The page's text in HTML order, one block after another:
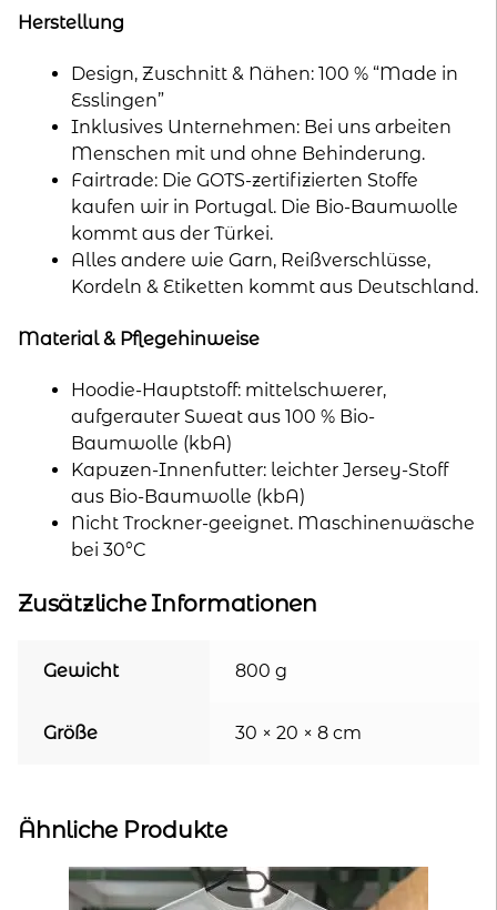
Herstellung
Design, Zuschnitt & Nähen: 100 % “Made in
Esslingen”
Inklusives Unternehmen: Bei uns arbeiten
Menschen mit und ohne Behinderung.
Fairtrade: Die GOTS-zertifizierten Stoffe
kaufen wir in Portugal. Die Bio-Baumwolle
kommt aus der Türkei.
Alles andere wie Garn, Reißverschlüsse,
Kordeln & Etiketten kommt aus Deutschland.
Material & Pflegehinweise
Hoodie-Hauptstoff: mittelschwerer,
aufgerauter Sweat aus 100 % Bio-
Baumwolle (kbA)
Kapuzen-Innenfutter: leichter Jersey-Stoff
aus Bio-Baumwolle (kbA)
Nicht Trockner-geeignet. Maschinenwäsche
bei 30°C
Zusätzliche Informationen
Gewicht 800 g
Größe 30 × 20 × 8 cm
Ähnliche Produkte